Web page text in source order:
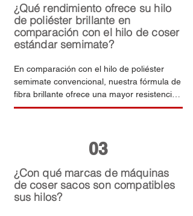
prescinde de aditivos matificantes
innecesarios para ofrecer una mayor
pureza y seguridad del material.
¿Qué rendimiento ofrece su hilo
de poliéster brillante en
comparación con el hilo de coser
estándar semimate?
En comparación con el hilo de poliéster
semimate convencional, nuestra fórmula de
fibra brillante ofrece una mayor resistencia
a la tracción, un menor alargamiento a la
seguridad más estrictos para materiales en
contacto con alimentos, lo que lo hace
adecuado tanto para embalajes industriales
de alta resistencia como para aplicaciones
de grado alimentario.
03
¿Con qué marcas de máquinas
de coser sacos son compatibles
sus hilos?